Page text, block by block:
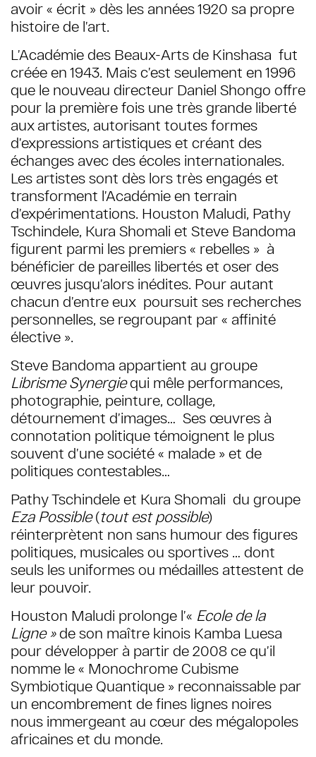
avoir « écrit » dès les années 1920 sa propre
histoire de l’art.
L’Académie des Beaux-Arts de Kinshasa fut
créée en 1943. Mais c’est seulement en 1996
que le nouveau directeur Daniel Shongo offre
pour la première fois une très grande liberté
aux artistes, autorisant toutes formes
d’expressions artistiques et créant des
échanges avec des écoles internationales.
Les artistes sont dès lors très engagés et
transforment l’Académie en terrain
d’expérimentations. Houston Maludi, Pathy
Tschindele, Kura Shomali et Steve Bandoma
figurent parmi les premiers « rebelles » à
bénéficier de pareilles libertés et oser des
œuvres jusqu’alors inédites. Pour autant
chacun d’entre eux poursuit ses recherches
personnelles, se regroupant par « affinité
élective ».
Steve Bandoma appartient au groupe
Librisme Synergiequi mêle performances,
photographie, peinture, collage,
détournement d’images… Ses œuvres à
connotation politique témoignent le plus
souvent d’une société « malade » et de
politiques contestables…
Pathy Tschindele et Kura Shomali du groupe
Eza Possible(tout est possible)
réinterprètent non sans humour des figures
politiques, musicales ou sportives … dont
seuls les uniformes ou médailles attestent de
leur pouvoir.
Houston Maludi prolonge l’« Ecole de la
Ligne »de son maître kinois Kamba Luesa
pour développer à partir de 2008 ce qu’il
nomme le « Monochrome Cubisme
Symbiotique Quantique » reconnaissable par
un encombrement de fines lignes noires
nous immergeant au cœur des mégalopoles
africaines et du monde.